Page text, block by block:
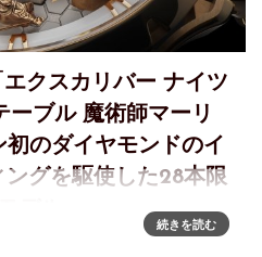
クスカリバー ナイツ
ーブル 魔術師マーリ
のダイヤモンドのイ
グを駆使した28本限
続きを読む